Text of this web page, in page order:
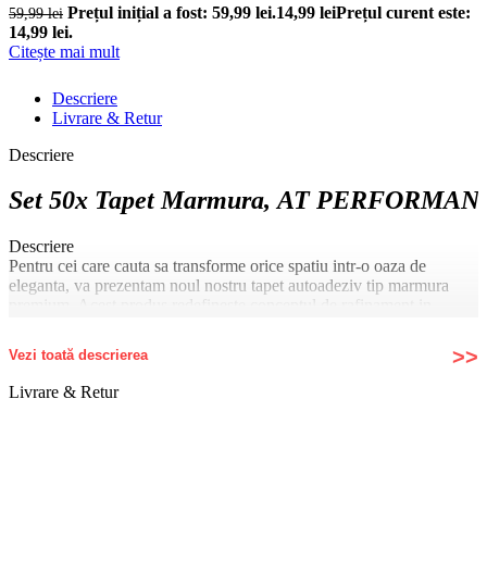
59,99lei Prețul inițial a fost: 59,99 lei.14,99 leiPrețul curent este:
14,99 lei.
Citește mai mult
Descriere
Livrare & Retur
Descriere
Set 50x Tapet Marmura, AT
Descriere
Pentru cei care cauta sa transforme orice spatiu intr-o oaza de
eleganta, va prezentam noul nostru tapet autoadeziv tip marmura
premium. Acest produs redefineste conceptul de rafinament in
caracteristici incredibile.
Rezistent la Apa si Caldura:
Cu acest tapet premium, nu trebuie sa va faceti griji cu privire la
Vezi toată descrierea
Livrare & Retur